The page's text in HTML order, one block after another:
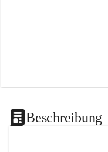
Beschreibung